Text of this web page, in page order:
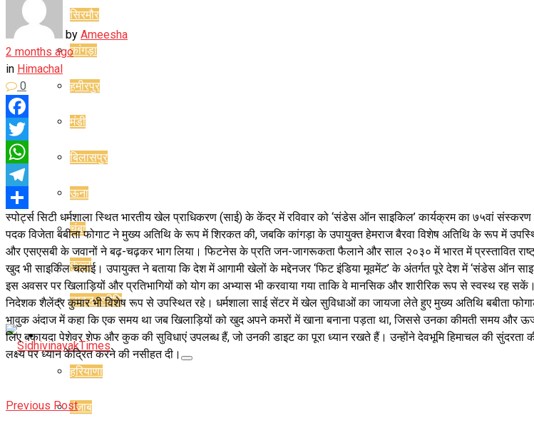
सिरमौर
कांगड़ा
हमीरपुर
मंडी
बिलासपुर
ऊना
चंबा
कुल्लू
लाहुल-स्पीति
राज्य
हरियाणा
पंजाब
by Ameesha
2 months ago
in Himachal
0
Facebook
Twitter
WhatsApp
Telegram
Share
स्पोर्ट्स सिटी धर्मशाला स्थित भारतीय खेल प्राधिकरण (साई) के केंद्र में रविवार को ‘संडेस ऑन साइकिल’ कार्यक्रम का ७५वां
पदक विजेता बबीता फोगाट ने मुख्य अतिथि के रूप में शिरकत की, जबकि कांगड़ा के उपायुक्त हेमराज बैरवा विशेष अतिथि के रूप में
और एसएसबी के जवानों ने बढ़-चढ़कर भाग लिया। फिटनेस के प्रति जन-जागरूकता फैलाने और साल २०३० में भारत में प्रस्तावित
खुद भी साइकिल चलाई। उपायुक्त ने बताया कि देश में आगामी खेलों के मद्देनजर ‘फिट इंडिया मूवमेंट’ के अंतर्गत पूरे देश में ‘संडेस ऑन
इस अवसर पर खिलाड़ियों और प्रतिभागियों को योग का अभ्यास भी करवाया गया ताकि वे मानसिक और शारीरिक रूप से स्वस्थ रह
निदेशक शैलेंद्र कुमार भी विशेष रूप से उपस्थित रहे। धर्मशाला साई सेंटर में खेल सुविधाओं का जायजा लेते हुए मुख्य अतिथि बबीता
भावुक अंदाज में कहा कि एक समय था जब खिलाड़ियों को खुद अपने कमरों में खाना बनाना पड़ता था, जिससे उनका कीमती समय और
लिए बकायदा पेशेवर शेफ और कुक की सुविधाएं उपलब्ध हैं, जो उनकी डाइट का पूरा ध्यान रखते हैं। उन्होंने देवभूमि हिमाचल की
लक्ष्य पर ध्यान केंद्रित करने की नसीहत दी।
Previous Post